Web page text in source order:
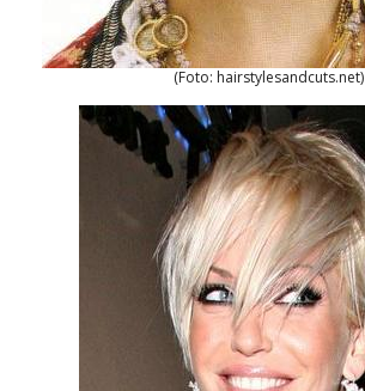
(Foto: hairstylesandcuts.net)